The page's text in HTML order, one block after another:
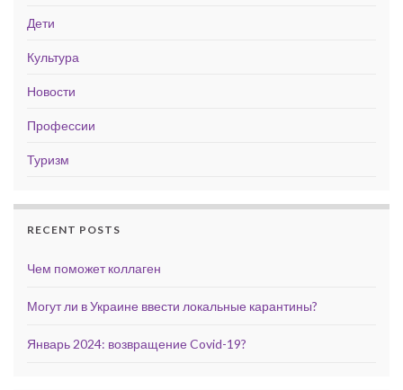
Дети
Культура
Новости
Профессии
Туризм
RECENT POSTS
Чем поможет коллаген
Могут ли в Украине ввести локальные карантины?
Январь 2024: возвращение Covid-19?